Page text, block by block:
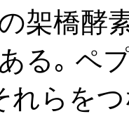
架橋酵
る｡ ペ
れらを